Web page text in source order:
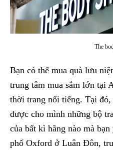
The
Bạn có thể mua quà lưu
trung tâm mua sắm lớn tại
thời trang nổi tiếng. Tại
được cho mình những bộ
của bất kì hãng nào mà
phố Oxford ở Luân Đôn,